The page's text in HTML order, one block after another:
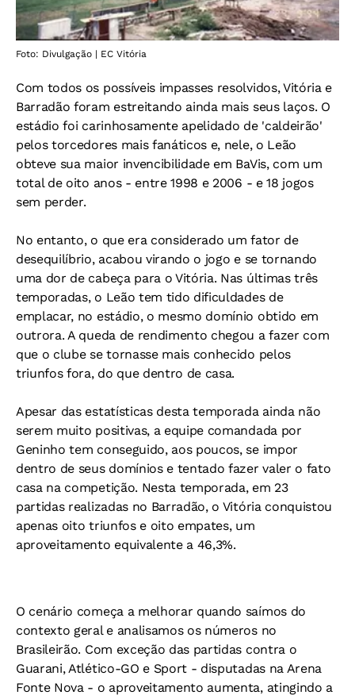
Foto: Divulgação | EC Vitória
Com todos os possíveis impasses resolvidos, Vitória e
Barradão foram estreitando ainda mais seus laços. O
estádio foi carinhosamente apelidado de 'caldeirão'
pelos torcedores mais fanáticos e, nele, o Leão
obteve sua maior invencibilidade em BaVis, com um
total de oito anos - entre 1998 e 2006 - e 18 jogos
sem perder.
No entanto, o que era considerado um fator de
desequilíbrio, acabou virando o jogo e se tornando
uma dor de cabeça para o Vitória. Nas últimas três
temporadas, o Leão tem tido dificuldades de
emplacar, no estádio, o mesmo domínio obtido em
outrora. A queda de rendimento chegou a fazer com
que o clube se tornasse mais conhecido pelos
triunfos fora, do que dentro de casa.
Apesar das estatísticas desta temporada ainda não
serem muito positivas, a equipe comandada por
Geninho tem conseguido, aos poucos, se impor
dentro de seus domínios e tentado fazer valer o fato
casa na competição. Nesta temporada, em 23
partidas realizadas no Barradão, o Vitória conquistou
apenas oito triunfos e oito empates, um
aproveitamento equivalente a 46,3%.
O cenário começa a melhorar quando saímos do
contexto geral e analisamos os números no
Brasileirão. Com exceção das partidas contra o
Guarani, Atlético-GO e Sport - disputadas na Arena
Fonte Nova - o aproveitamento aumenta, atingindo a